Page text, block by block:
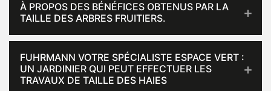
À PROPOS DES BÉNÉFICES OBTENUS PAR LA
TAILLE DES ARBRES FRUITIERS.
FUHRMANN VOTRE SPÉCIALISTE ESPACE VERT :
UN JARDINIER QUI PEUT EFFECTUER LES
TRAVAUX DE TAILLE DES HAIES